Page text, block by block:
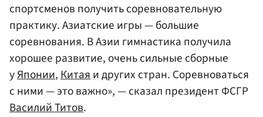
спортсменов получить соревновательную
практику. Азиатские игры — большие
соревнования. В Азии гимнастика получила
хорошее развитие, очень сильные сборные
уЯпонии,Китаяи других стран. Соревноваться
с ними — это важно», — сказал президент ФСГР
Василий Титов.